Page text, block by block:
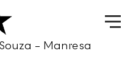
– Manresa